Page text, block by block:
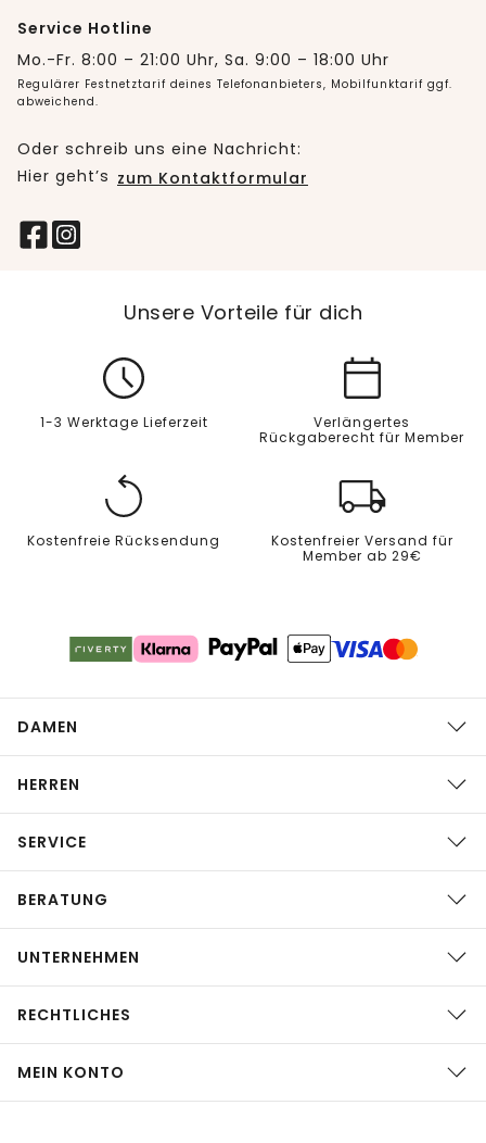
Service Hotline
Mo.-Fr. 8:00 – 21:00 Uhr, Sa. 9:00 – 18:00 Uhr
Regulärer Festnetztarif deines Telefonanbieters, Mobilfunktarif ggf.
abweichend.
Oder schreib uns eine Nachricht:
Hier geht’s zum Kontaktformular
Unsere Vorteile für dich
1-3 Werktage Lieferzeit
Verlängertes
Rückgaberecht für Member
Kostenfreie Rücksendung
Kostenfreier Versand für
Member ab 29€
DAMEN
HERREN
SERVICE
BERATUNG
UNTERNEHMEN
RECHTLICHES
MEIN KONTO